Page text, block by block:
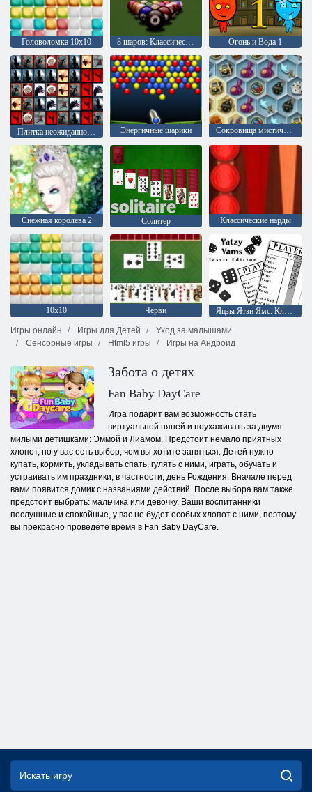
Головоломка 10х10 8 шаров: Классический бильярд Огонь и Вода 1
Энергичные шарики Сокровища мистического моря
Снежная королева 2 Солитер Классические нарды
10х10 Черви
Яцзы Ятзи Ямс: Классическая версия
Игры онлайн
Игры для Детей
Уход за малышами
Сенсорные игры
Html5 игры Игры на Андроид
Забота о детях
Fan Baby DayCare
Игра подарит вам возможность стать
виртуальной няней и поухаживать за двумя
милыми детишками: Эммой и Лиамом. Предстоит немало приятных
хлопот, но у вас есть выбор, чем вы хотите заняться. Детей нужно
купать, кормить, укладывать спать, гулять с ними, играть, обучать и
устраивать им праздники, в частности, день Рождения. Вначале перед
вами появится домик с названиями действий. После выбора вам также
предстоит выбрать: мальчика или девочку. Ваши воспитанники
послушные и спокойные, у вас не будет особых хлопот с ними, поэтому
вы прекрасно проведёте время в Fan Baby DayCare.